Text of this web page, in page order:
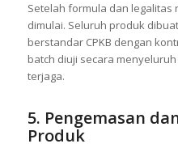
Setelah formula dan legalitas
dimulai. Seluruh produk
berstandar CPKB dengan
batch diuji secara
terjaga.
5. Pengemasan
Produk